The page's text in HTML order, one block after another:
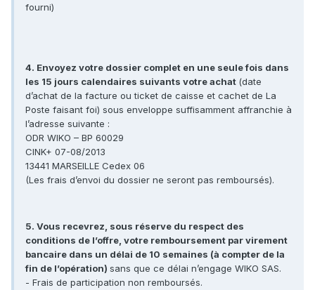
fourni)
4. Envoyez votre dossier complet en une seule fois dans
les 15 jours calendaires suivants votre achat (date
d’achat de la facture ou ticket de caisse et cachet de La
Poste faisant foi) sous enveloppe suffisamment affranchie à
l’adresse suivante :
ODR WIKO – BP 60029
CINK+ 07-08/2013
13441 MARSEILLE Cedex 06
(Les frais d’envoi du dossier ne seront pas remboursés).
5. Vous recevrez, sous réserve du respect des
conditions de l’offre, votre remboursement par virement
bancaire dans un délai de 10 semaines (à compter de la
fin de l’opération) sans que ce délai n’engage WIKO SAS.
- Frais de participation non remboursés.